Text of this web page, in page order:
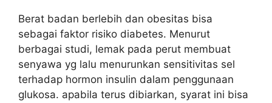
Berat badan berlebih dan obesitas bisa
sebagai faktor risiko diabetes. Menurut
berbagai studi, lemak pada perut membuat
senyawa yg lalu menurunkan sensitivitas sel
terhadap hormon insulin dalam penggunaan
glukosa. apabila terus dibiarkan, syarat ini bisa